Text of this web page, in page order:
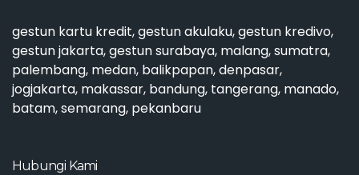
gestun kartu kredit,gestun akulaku,gestun kredivo,
gestun jakarta,gestun surabaya, malang, sumatra,
palembang, medan, balikpapan, denpasar,
jogjakarta, makassar, bandung, tangerang, manado,
batam, semarang, pekanbaru
Hubungi Kami